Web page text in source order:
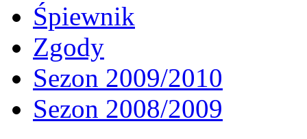
Śpiewnik
Zgody
Sezon 2009/2010
Sezon 2008/2009